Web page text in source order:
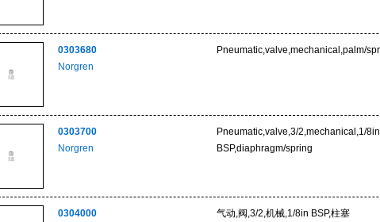
0303680
Norgren
Pneumatic,valve,mechanical,palm/
0303700
Norgren
Pneumatic,valve,3/2,mechanical,1/8in
BSP,diaphragm/spring
0304000 气动,阀,3/2,机械,1/8in BSP,柱塞